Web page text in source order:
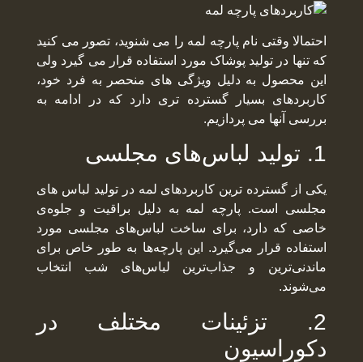
احتمالا وقتی نام پارچه لمه را می شنوید، تصور می کنید
که تنها در تولید پوشاک مورد استفاده قرار می گیرد ولی
این محصول به دلیل ویژگی های منحصر به فرد خود،
کاربردهای بسیار گسترده تری دارد که در ادامه به
بررسی آنها می پردازیم.
1. تولید لباس‌های مجلسی
یکی از گسترده ترین کاربردهای لمه در تولید لباس های
مجلسی است. پارچه لمه به دلیل براقیت و جلوه‌ی
خاصی که دارد، برای ساخت لباس‌های مجلسی مورد
استفاده قرار می‌گیرد. این پارچه‌ها به طور خاص برای
ماندنی‌ترین و جذاب‌ترین لباس‌های شب انتخاب
می‌شوند.
2. تزئینات مختلف در
دکوراسیون